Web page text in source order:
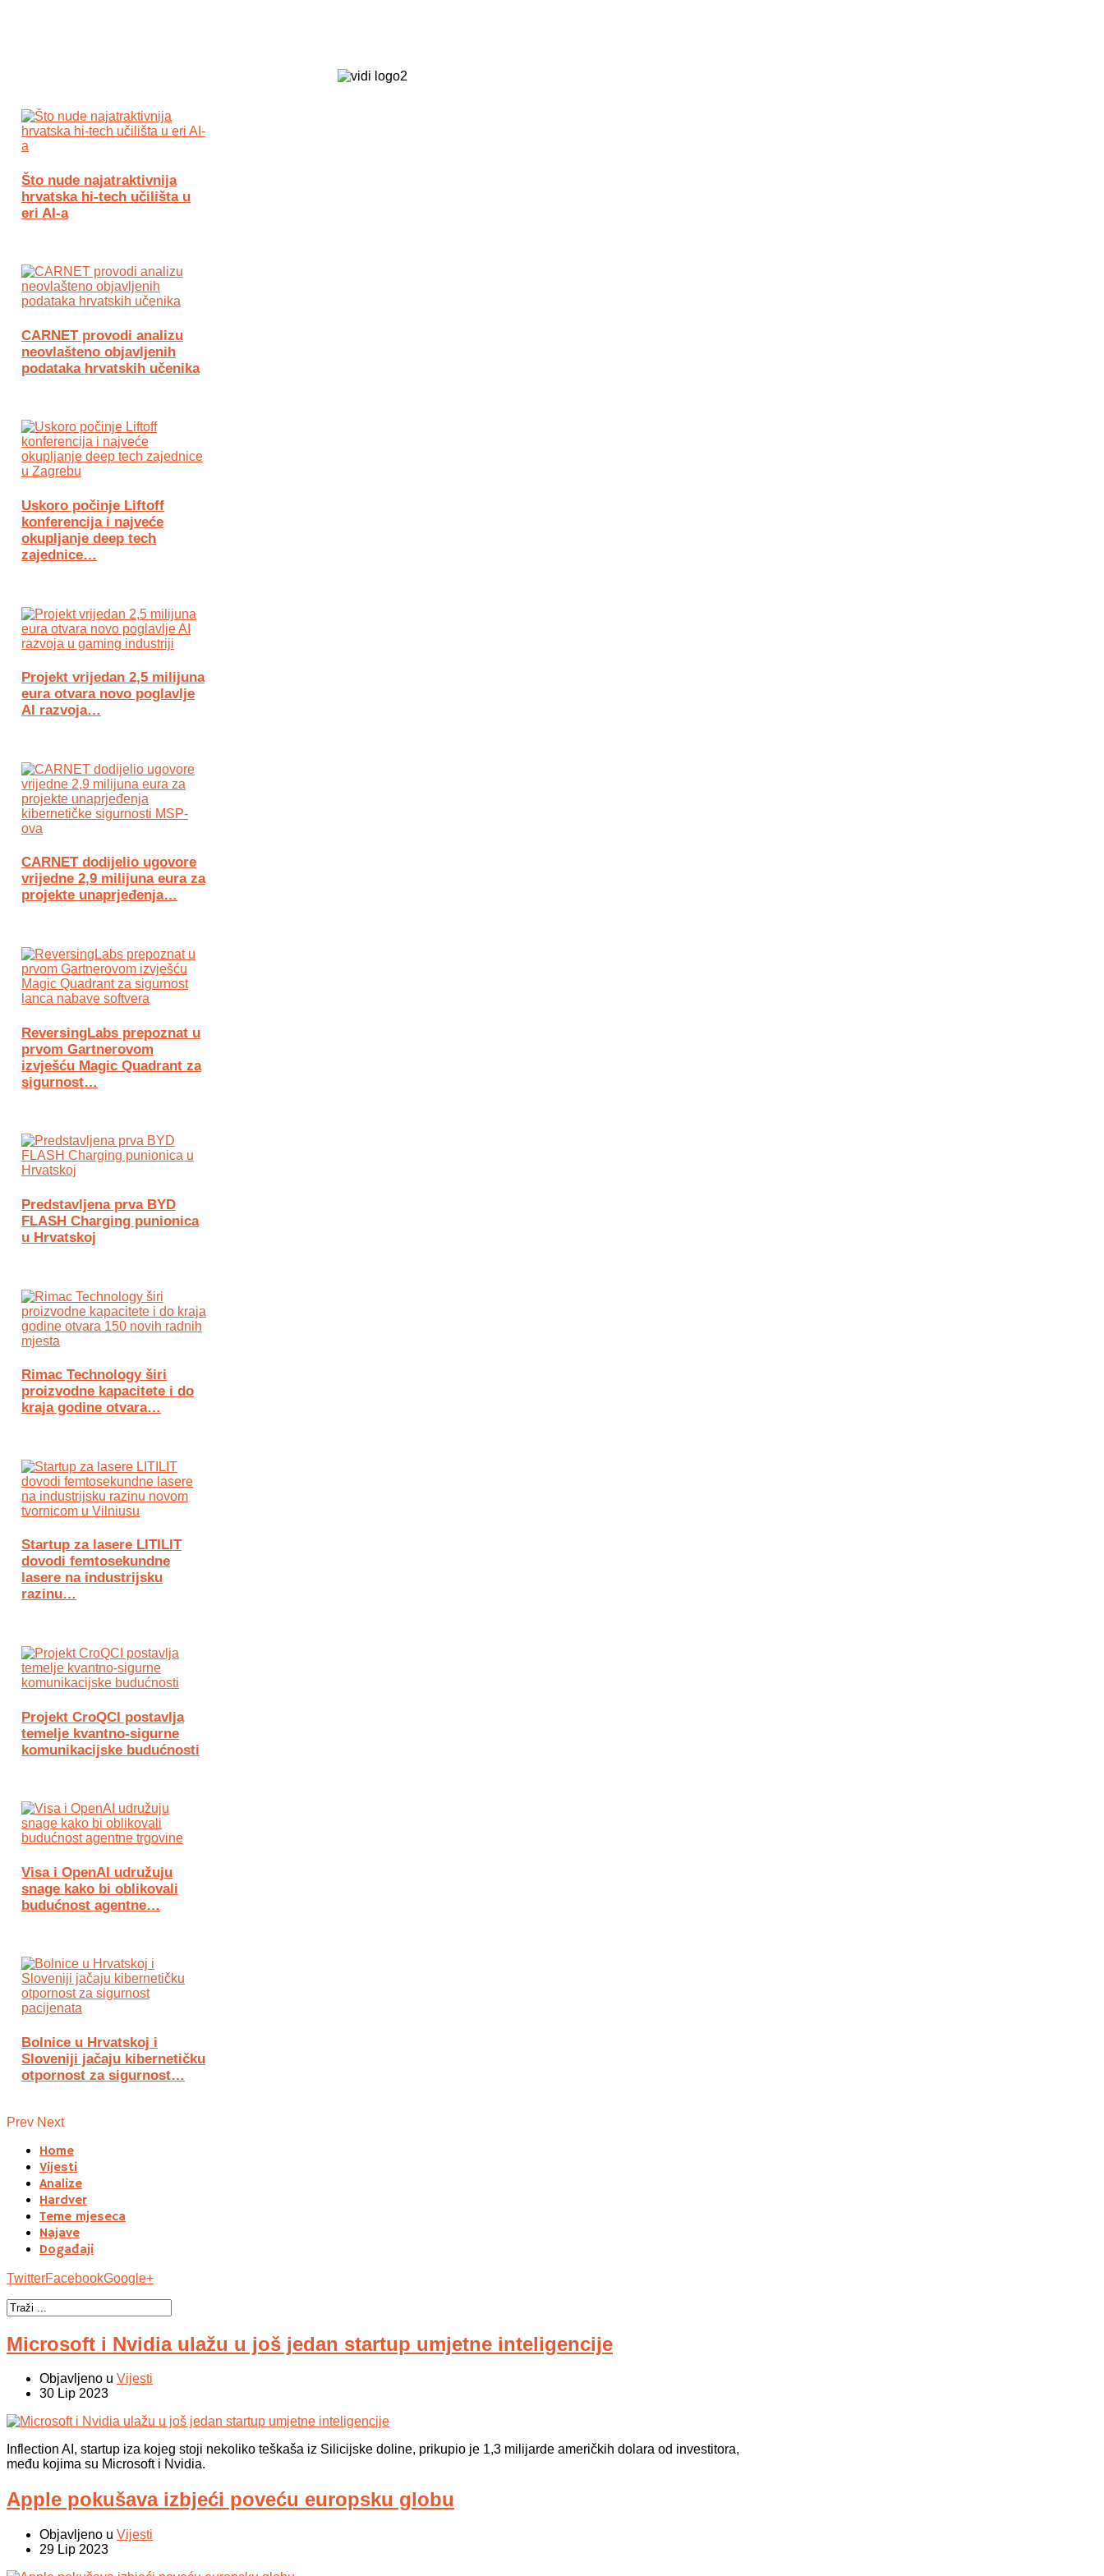
Što nude najatraktivnija
hrvatska hi-tech učilišta u
eri AI-a
CARNET provodi analizu
neovlašteno objavljenih
podataka hrvatskih učenika
Uskoro počinje Liftoff
konferencija i najveće
okupljanje deep tech
zajednice…
Projekt vrijedan 2,5 milijuna
eura otvara novo poglavlje
AI razvoja…
CARNET dodijelio ugovore
vrijedne 2,9 milijuna eura za
projekte unaprjeđenja…
ReversingLabs prepoznat u
prvom Gartnerovom
izvješću Magic Quadrant za
sigurnost…
Predstavljena prva BYD
FLASH Charging punionica
u Hrvatskoj
Rimac Technology širi
proizvodne kapacitete i do
kraja godine otvara…
Startup za lasere LITILIT
dovodi femtosekundne
lasere na industrijsku
razinu…
Projekt CroQCI postavlja
temelje kvantno-sigurne
komunikacijske budućnosti
Visa i OpenAI udružuju
snage kako bi oblikovali
budućnost agentne…
Bolnice u Hrvatskoj i
Sloveniji jačaju kibernetičku
otpornost za sigurnost…
Prev Next
Home
Vijesti
Analize
Hardver
Teme mjeseca
Najave
Događaji
TwitterFacebookGoogle+
Microsoft i Nvidia ulažu u još jedan startup umjetne inteligencije
Objavljeno u Vijesti
30 Lip 2023
Inflection AI, startup iza kojeg stoji nekoliko teškaša iz Silicijske doline, prikupio je 1,3 milijarde američkih dolara od investitora,
među kojima su Microsoft i Nvidia.
Apple pokušava izbjeći poveću europsku globu
Objavljeno u Vijesti
29 Lip 2023